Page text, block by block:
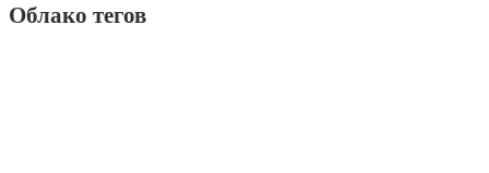
Облако тегов